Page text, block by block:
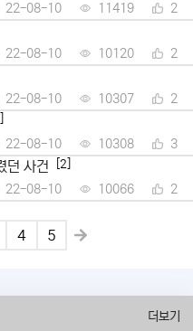
22-08-10 11419 2
22-08-10 10120 2
22-08-10 10307 2
22-08-10 10308 3
던 사건 [2]
22-08-10 10066 2
4 5
더보기